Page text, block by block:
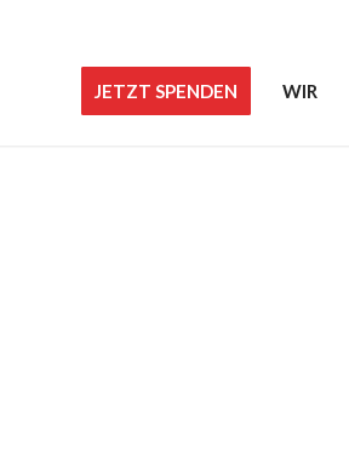
JETZT SPENDEN WIR